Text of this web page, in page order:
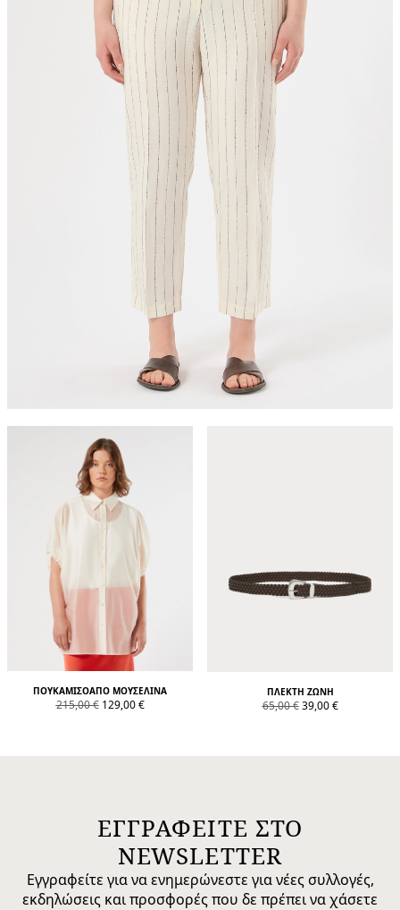
ΠΟΥΚΆΜΙΣΟΑΠΌ ΜΟΥΣΕΛΊΝΑ
product.price.original
215,00 € product.price.sale
129,00 €
ΠΛΕΚΤΉ ΖΏΝΗ
product.price.original
65,00 € product.price.sale
39,00 €
ΕΓΓΡΑΦΕΙΤΕ ΣΤΟ
NEWSLETTER
Εγγραφείτε για να ενημερώνεστε για νέες συλλογές,
εκδηλώσεις και προσφορές που δε πρέπει να χάσετε